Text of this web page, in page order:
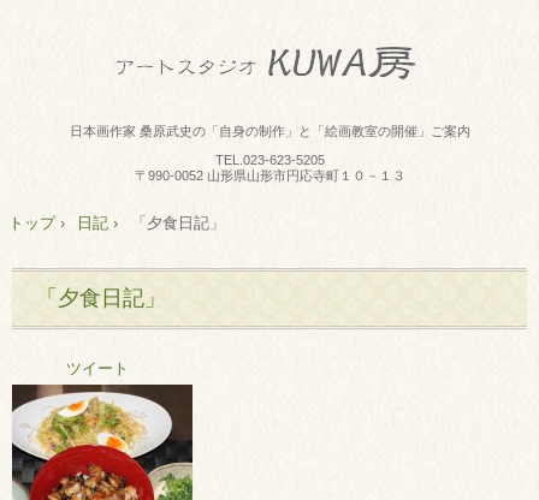
日本画作家 桑原武史の「自身の制作」と「絵画教室の開催」ご案内
TEL. 023-623-5205
〒990-0052 山形県山形市円応寺町１０－１３
トップ› 日記 › 「夕食日記」
「夕食日記」
ツイート